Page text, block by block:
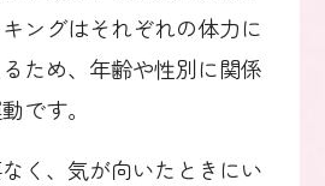
ングはそれぞれの体力に
ため、年齢や性別に関係
です。
く、気が向いたときにい